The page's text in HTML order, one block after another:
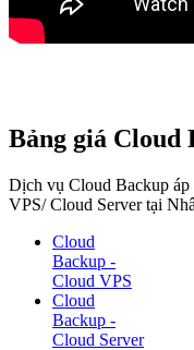
Bảng giá Cloud
Dịch vụ Cloud Backup
VPS/ Cloud Server tại
Cloud
Backup -
Cloud VPS
Cloud
Backup -
Cloud Server